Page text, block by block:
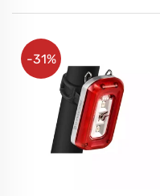
-31%